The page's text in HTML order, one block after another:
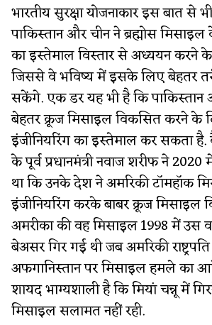
भारतीय सुरक्षा योजनाकार इस बात से
पाकिस्तान और चीन ने ब्रह्मोस
का इस्तेमाल विस्तार से अध्ययन करने
जिससे वे भविष्य में इसके लिए बेहतर
सकेंगे. एक डर यह भी है कि
बेहतर क्रूज मिसाइल विकसित करने के
इंजीनियरिंग का इस्तेमाल कर सकता है.
के पूर्व प्रधानमंत्री नवाज शरीफ ने 2020
था कि उनके देश ने अमरिकी टॉमहॉक
इंजीनियरिंग करके बाबर क्रूज मिसाइल
अमरीका की वह मिसाइल 1998 में उस
बेअसर गिर गई थी जब अमरिकी
अफगानिस्तान पर मिसाइल हमले का
शायद भाग्यशाली है कि मियां चन्नू में
मिसाइल सलामत नहीं रही.